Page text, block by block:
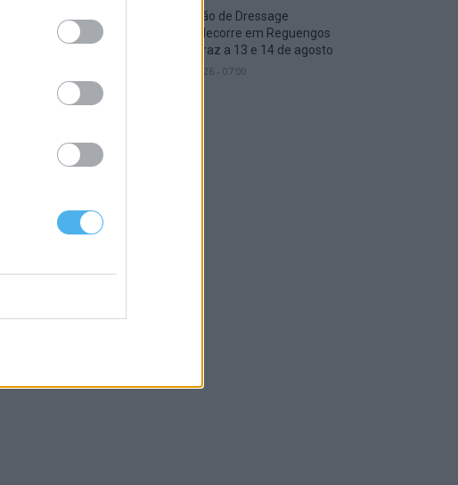
Competição de Dressage
Regional decorre em Reguengos
de Monsaraz a 13 e 14 de agosto
8 Agosto, 2026 - 07:00